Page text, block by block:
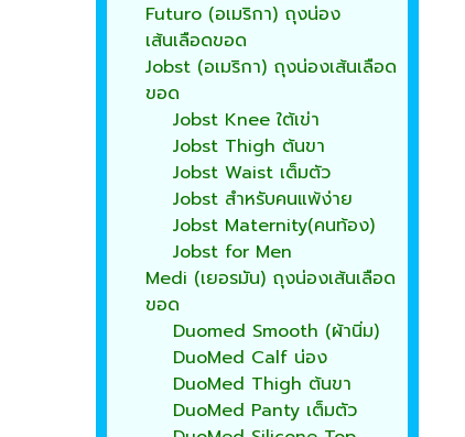
Futuro (อเมริกา) ถุงน่อง
เส้นเลือดขอด
Jobst (อเมริกา) ถุงน่องเส้นเลือด
ขอด
Jobst Knee ใต้เข่า
Jobst Thigh ต้นขา
Jobst Waist เต็มตัว
Jobst สำหรับคนแพ้ง่าย
Jobst Maternity(คนท้อง)
Jobst for Men
Medi (เยอรมัน) ถุงน่องเส้นเลือด
ขอด
Duomed Smooth (ผ้านิ่ม)
DuoMed Calf น่อง
DuoMed Thigh ต้นขา
DuoMed Panty เต็มตัว